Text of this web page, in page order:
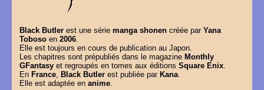
Black Butlerest une série manga shonencréée par Yana
Tobosoen 2006.
Elle est toujours en cours de publication au Japon.
Les chapitres sont prépubliés dans le magazine Monthly
GFantasyet regroupés en tomes aux éditions Square Enix.
En France, Black Butlerest publiée par Kana.
Elle est adaptée en anime.